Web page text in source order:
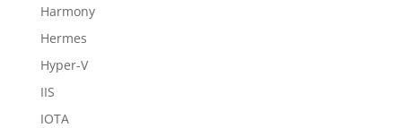
Harmony
Hermes
Hyper-V
IIS
IOTA